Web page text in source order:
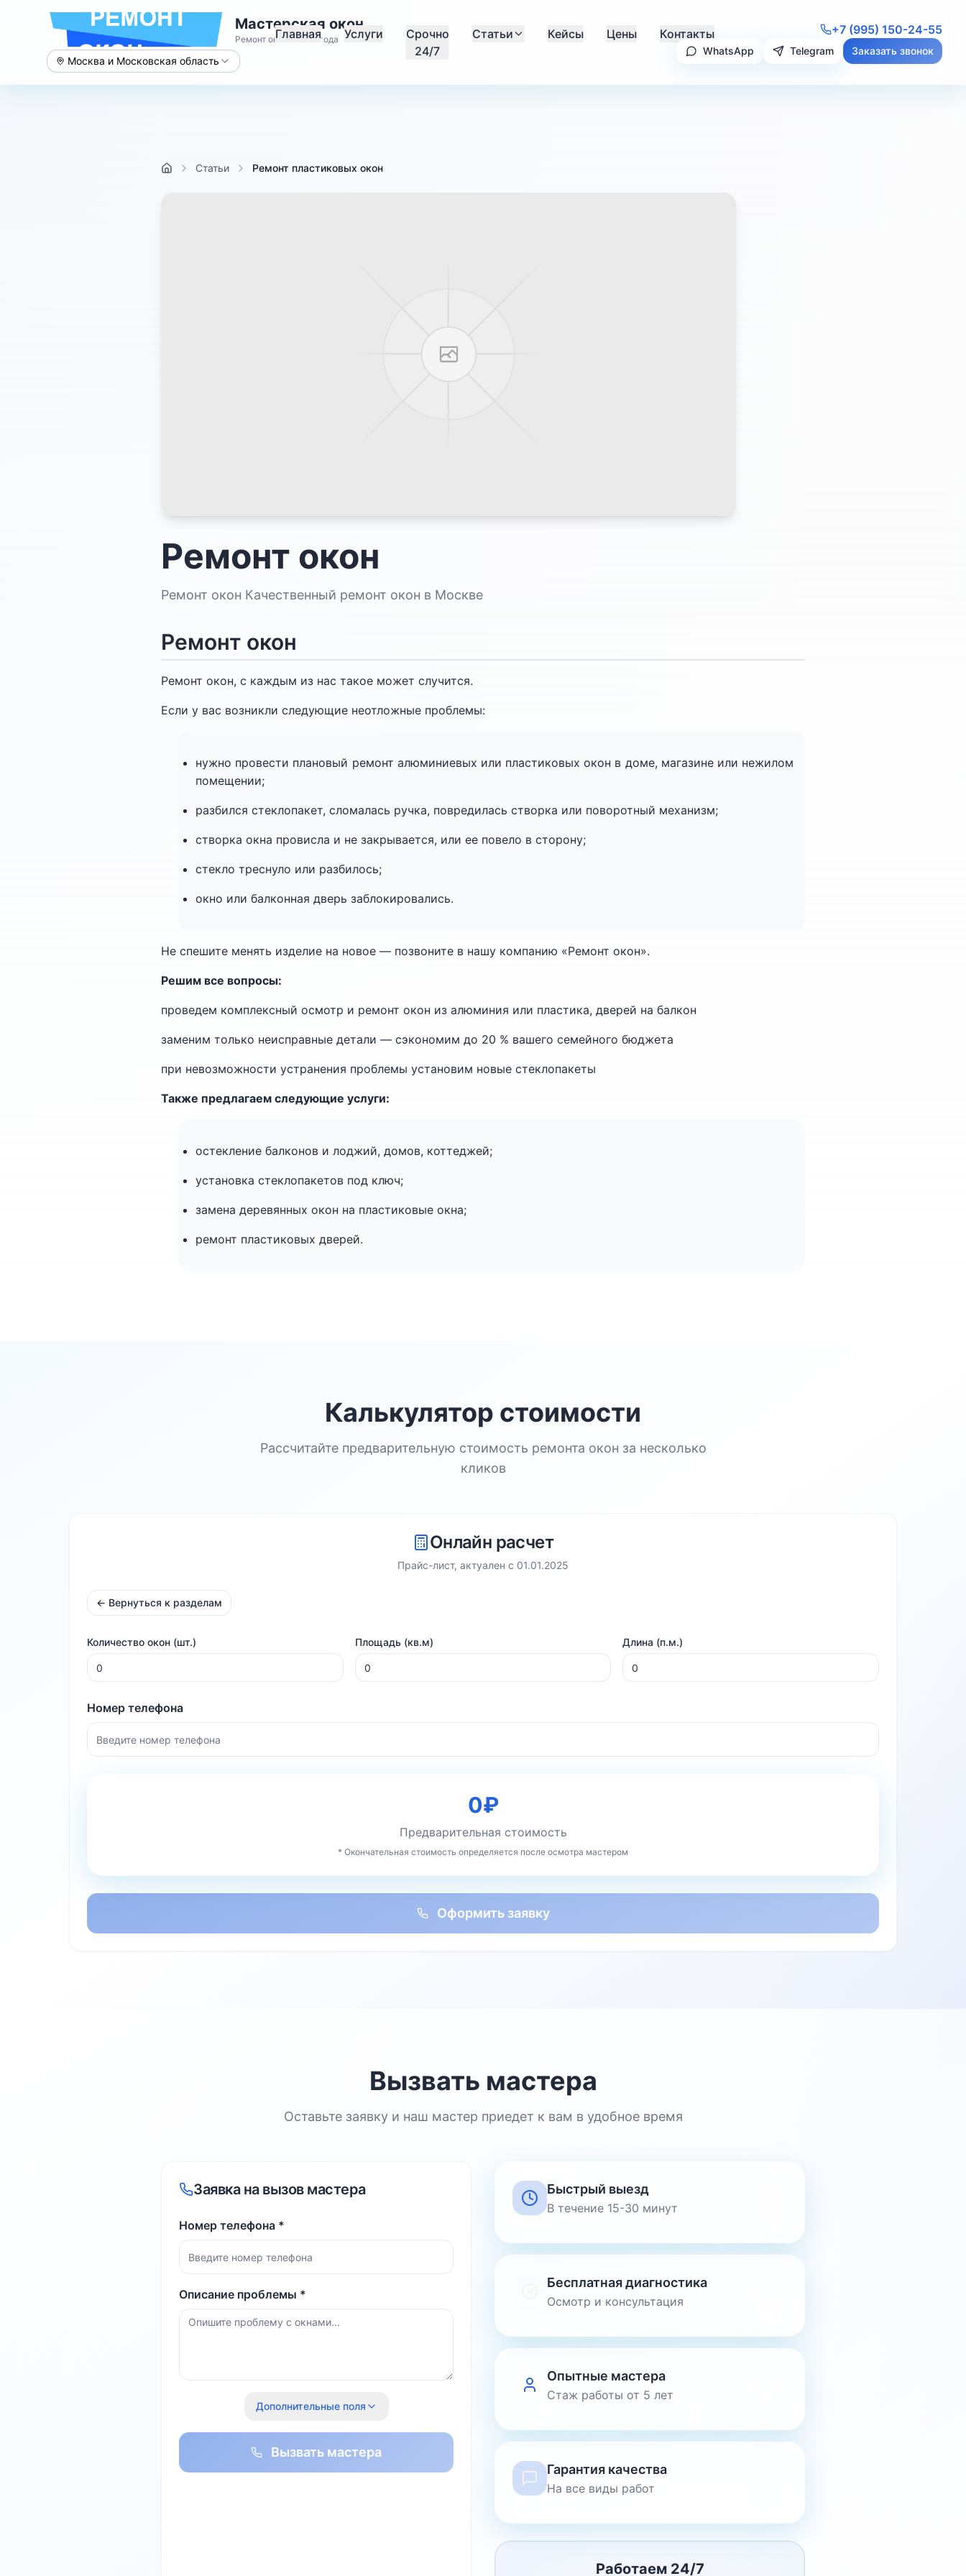
Мастерская окон
Ремонт окон с 2015 года
Москва и Московская область
Главная Услуги
Срочно
24/7
Статьи Кейсы Цены Контакты +7 (995) 150-24-55
WhatsApp Telegram Заказать звонок
Статьи Ремонт пластиковых окон
Ремонт окон
Ремонт окон Качественный ремонт окон в Москве
Ремонт окон
Ремонт окон, с каждым из нас такое может случится.
Если у вас возникли следующие неотложные проблемы:
нужно провести плановый ремонт алюминиевых или пластиковых окон в доме, магазине или нежилом
помещении;
разбился стеклопакет, сломалась ручка, повредилась створка или поворотный механизм;
створка окна провисла и не закрывается, или ее повело в сторону;
стекло треснуло или разбилось;
окно или балконная дверь заблокировались.
Не спешите менять изделие на новое — позвоните в нашу компанию «Ремонт окон».
Решим все вопросы:
проведем комплексный осмотр и ремонт окон из алюминия или пластика, дверей на балкон
заменим только неисправные детали — сэкономим до 20 % вашего семейного бюджета
при невозможности устранения проблемы установим новые стеклопакеты
Также предлагаем следующие услуги:
остекление балконов и лоджий, домов, коттеджей;
установка стеклопакетов под ключ;
замена деревянных окон на пластиковые окна;
ремонт пластиковых дверей.
Калькулятор стоимости
Рассчитайте предварительную стоимость ремонта окон за несколько
кликов
Онлайн расчет
Прайс-лист, актуален с 01.01.2025
← Вернуться к разделам
Количество окон (шт.) Площадь (кв.м) Длина (п.м.)
Номер телефона
0₽
Предварительная стоимость
* Окончательная стоимость определяется после осмотра мастером
Оформить заявку
Вызвать мастера
Оставьте заявку и наш мастер приедет к вам в удобное время
Заявка на вызов мастера
Номер телефона *
Описание проблемы *
Дополнительные поля
Вызвать мастера
Быстрый выезд
В течение 15-30 минут
Бесплатная диагностика
Осмотр и консультация
Опытные мастера
Стаж работы от 5 лет
Гарантия качества
На все виды работ
Работаем 24/7